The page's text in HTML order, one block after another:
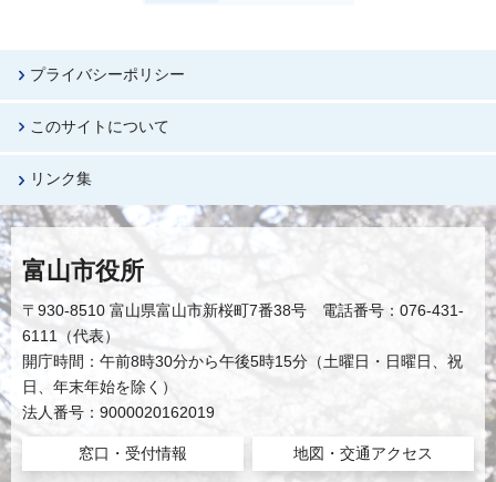
プライバシーポリシー
このサイトについて
リンク集
富山市役所
〒930-8510 富山県富山市新桜町7番38号 電話番号：076-431-
6111（代表）
開庁時間：午前8時30分から午後5時15分（土曜日・日曜日、祝
日、年末年始を除く）
法人番号：9000020162019
窓口・受付情報 地図・交通アクセス